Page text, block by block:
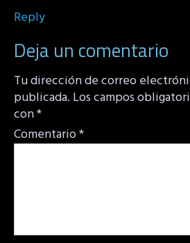
Reply
Deja un comentario
Tu dirección de correo
publicada. Los campos
con*
Comentario*